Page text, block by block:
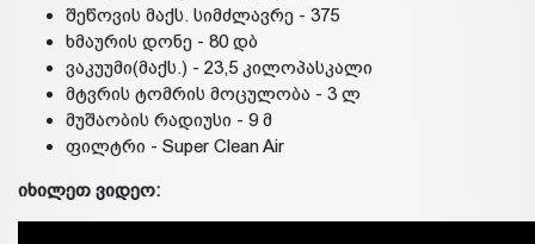
შეწოვის მაქს. სიმძლავრე - 375
ხმაურის დონე - 80 დბ
ვაკუუმი(მაქს.) - 23,5 კილოპასკალი
მტვრის ტომრის მოცულობა - 3 ლ
მუშაობის რადიუსი - 9 მ
ფილტრი - Super Clean Air
იხილეთ ვიდეო: